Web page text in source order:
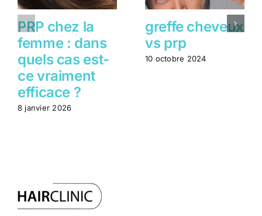
PRP chez la
femme : dans
quels cas est-
ce vraiment
efficace ?
8 janvier 2026
greffe cheveux
vs prp
10 octobre 2024